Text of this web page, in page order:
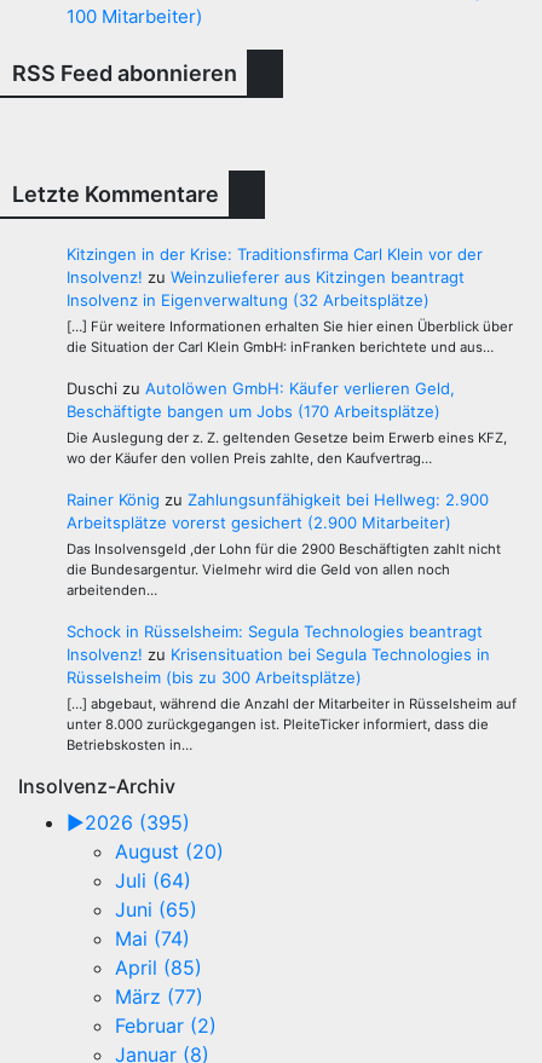
100 Mitarbeiter)
RSS Feed abonnieren
Letzte Kommentare
Kitzingen in der Krise: Traditionsfirma Carl Klein vor der
Insolvenz! zu Weinzulieferer aus Kitzingen beantragt
Insolvenz in Eigenverwaltung (32 Arbeitsplätze)
[…] Für weitere Informationen erhalten Sie hier einen Überblick über
die Situation der Carl Klein GmbH: inFranken berichtete und aus…
Duschi zu Autolöwen GmbH: Käufer verlieren Geld,
Beschäftigte bangen um Jobs (170 Arbeitsplätze)
Die Auslegung der z. Z. geltenden Gesetze beim Erwerb eines KFZ,
wo der Käufer den vollen Preis zahlte, den Kaufvertrag…
Rainer König zu Zahlungsunfähigkeit bei Hellweg: 2.900
Arbeitsplätze vorerst gesichert (2.900 Mitarbeiter)
Das Insolvensgeld ,der Lohn für die 2900 Beschäftigten zahlt nicht
die Bundesargentur. Vielmehr wird die Geld von allen noch
arbeitenden…
Schock in Rüsselsheim: Segula Technologies beantragt
Insolvenz! zu Krisensituation bei Segula Technologies in
Rüsselsheim (bis zu 300 Arbeitsplätze)
[…] abgebaut, während die Anzahl der Mitarbeiter in Rüsselsheim auf
unter 8.000 zurückgegangen ist. PleiteTicker informiert, dass die
Betriebskosten in…
Insolvenz-Archiv
►2026 (395)
August (20)
Juli (64)
Juni (65)
Mai (74)
April (85)
März (77)
Februar (2)
Januar (8)